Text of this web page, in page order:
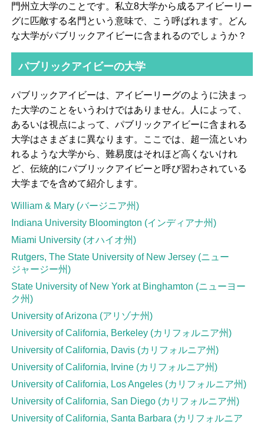
門州立大学のことです。私立8大学から成るアイビーリー
グに匹敵する名門という意味で、こう呼ばれます。どん
な大学がパブリックアイビーに含まれるのでしょうか？
パブリックアイビーの大学
パブリックアイビーは、アイビーリーグのように決まっ
た大学のことをいうわけではありません。人によって、
あるいは視点によって、パブリックアイビーに含まれる
大学はさまざまに異なります。ここでは、超一流といわ
れるような大学から、難易度はそれほど高くないけれ
ど、伝統的にパブリックアイビーと呼び習わされている
大学までを含めて紹介します。
William & Mary (バージニア州)
Indiana University Bloomington (インディアナ州)
Miami University (オハイオ州)
Rutgers, The State University of New Jersey (ニュー
ジャージー州)
State University of New York at Binghamton (ニューヨー
ク州)
University of Arizona (アリゾナ州)
University of California, Berkeley (カリフォルニア州)
University of California, Davis (カリフォルニア州)
University of California, Irvine (カリフォルニア州)
University of California, Los Angeles (カリフォルニア州)
University of California, San Diego (カリフォルニア州)
University of California, Santa Barbara (カリフォルニア